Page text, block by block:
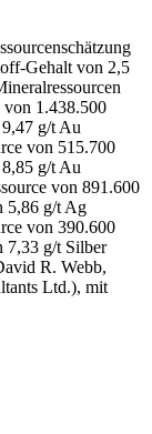
Gehalt von 2,5
von 1.438.500
g/t Au
von 515.700
g/t Au
von 891.600
5,86 g/t Ag
von 390.600
7,33 g/t Silber
R. Webb,
Ltd.), mit